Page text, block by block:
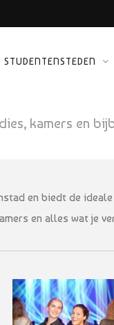
STUDENTENSTEDEN
kamers en
en biedt de
en alles wat je